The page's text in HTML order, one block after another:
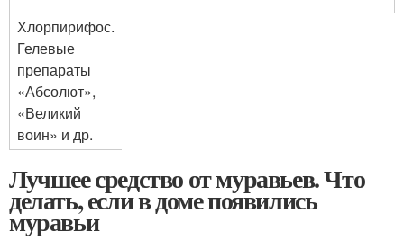
Хлорпирифос.
Гелевые
препараты
«Абсолют»,
«Великий
воин» и др.
Лучшее средство от муравьев. Что
делать, если в доме появились
муравьи